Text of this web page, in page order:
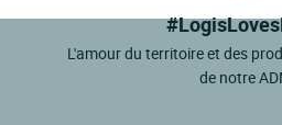
L'amour du territoire et des
de notre